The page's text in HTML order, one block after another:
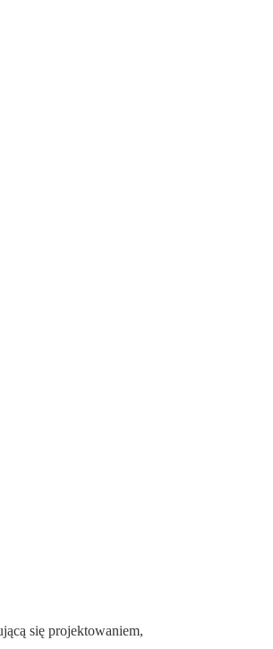
się projektowaniem,